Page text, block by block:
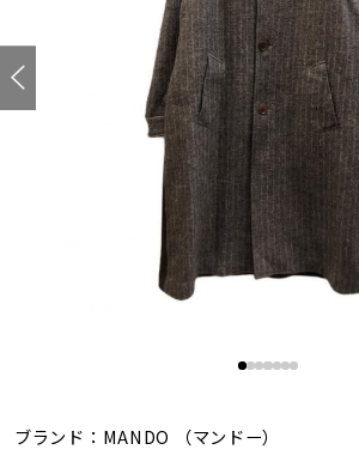
ブランド： MANDO （マンドー）